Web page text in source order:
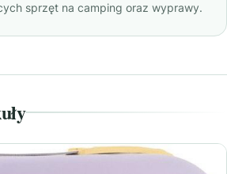
sprzęt na camping oraz wyprawy.